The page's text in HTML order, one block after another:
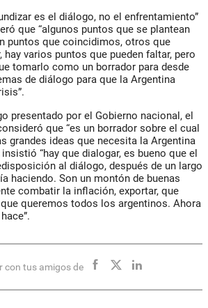
es el diálogo, no el enfrentamiento”
que “algunos puntos que se plantean
puntos que coincidimos, otros que
varios puntos que pueden faltar, pero
tomarlo como un borrador para desde
de diálogo para que la Argentina
presentado por el Gobierno nacional, el
que “es un borrador sobre el cual
grandes ideas que necesita la Argentina
“hay que dialogar, es bueno que el
al diálogo, después de un largo
haciendo. Son un montón de buenas
combatir la inflación, exportar, que
queremos todos los argentinos. Ahora
con tus amigos de